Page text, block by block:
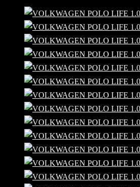
MINI
NISSAN
OPEL
PORSCHE
RANGE ROVER